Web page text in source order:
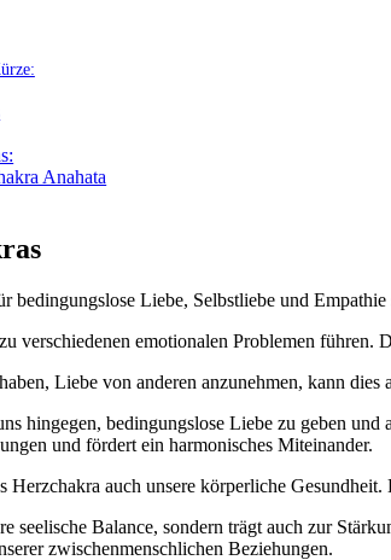
Anahata
bedingungslose Liebe, Selbstliebe und
verschiedenen emotionalen Problemen
Liebe von anderen anzunehmen, kann
hingegen, bedingungslose Liebe zu geben
und fördert ein harmonisches Miteinander.
auch unsere körperliche
seelische Balance, sondern trägt auch zur
zwischenmenschlichen Beziehungen.